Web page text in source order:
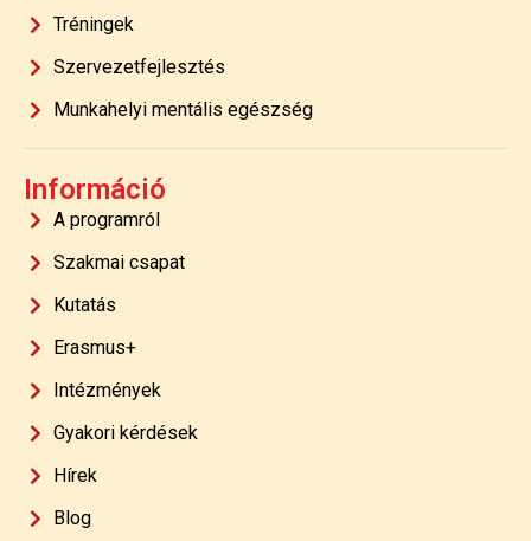
Tréningek
Szervezetfejlesztés
Munkahelyi mentális egészség
Információ
A programról
Szakmai csapat
Kutatás
Erasmus+
Intézmények
Gyakori kérdések
Hírek
Blog